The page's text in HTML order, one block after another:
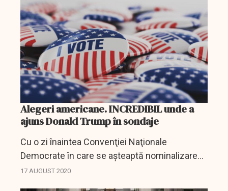
săptămâna viitoare,...
Alegeri americane. INCREDIBIL unde a
ajuns Donald Trump în sondaje
Cu o zi înaintea Convenţiei Naţionale
Democrate în care se aşteaptă nominalizarea
lui Joe Biden drept candidat la preşedinţia SUA,
17 AUGUST 2020